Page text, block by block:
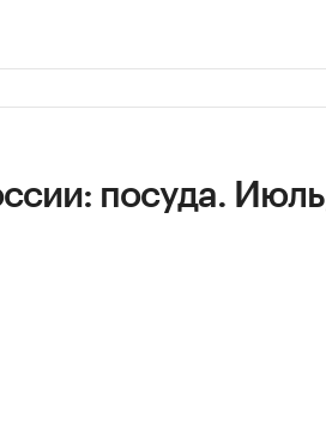
посуда.